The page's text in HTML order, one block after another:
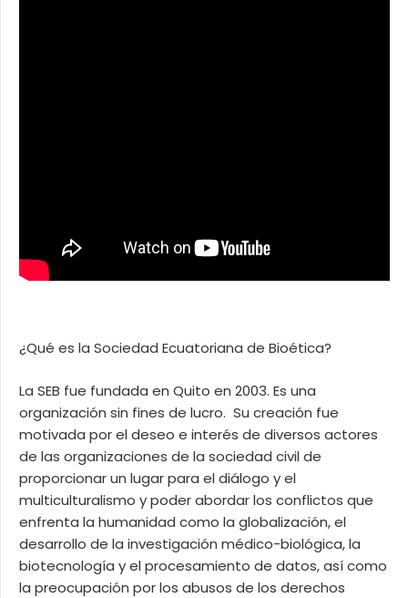
¿Qué es la Sociedad Ecuatoriana de Bioética?
La SEB fue fundada en Quito en 2003. Es una
organización sin fines de lucro. Su creación fue
motivada por el deseo e interés de diversos actores
de las organizaciones de la sociedad civil de
proporcionar un lugar para el diálogo y el
multiculturalismo y poder abordar los conflictos que
enfrenta la humanidad como la globalización, el
desarrollo de la investigación médico-biológica, la
biotecnología y el procesamiento de datos, así como
la preocupación por los abusos de los derechos